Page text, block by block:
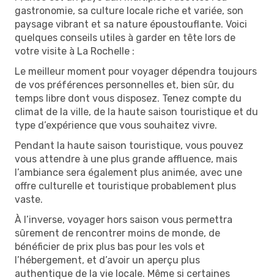
gastronomie, sa culture locale riche et variée, son
paysage vibrant et sa nature époustouflante. Voici
quelques conseils utiles à garder en tête lors de
votre visite à La Rochelle :
Le meilleur moment pour voyager dépendra toujours
de vos préférences personnelles et, bien sûr, du
temps libre dont vous disposez. Tenez compte du
climat de la ville, de la haute saison touristique et du
type d’expérience que vous souhaitez vivre.
Pendant la haute saison touristique, vous pouvez
vous attendre à une plus grande affluence, mais
l’ambiance sera également plus animée, avec une
offre culturelle et touristique probablement plus
vaste.
À l’inverse, voyager hors saison vous permettra
sûrement de rencontrer moins de monde, de
bénéficier de prix plus bas pour les vols et
l’hébergement, et d’avoir un aperçu plus
authentique de la vie locale. Même si certaines